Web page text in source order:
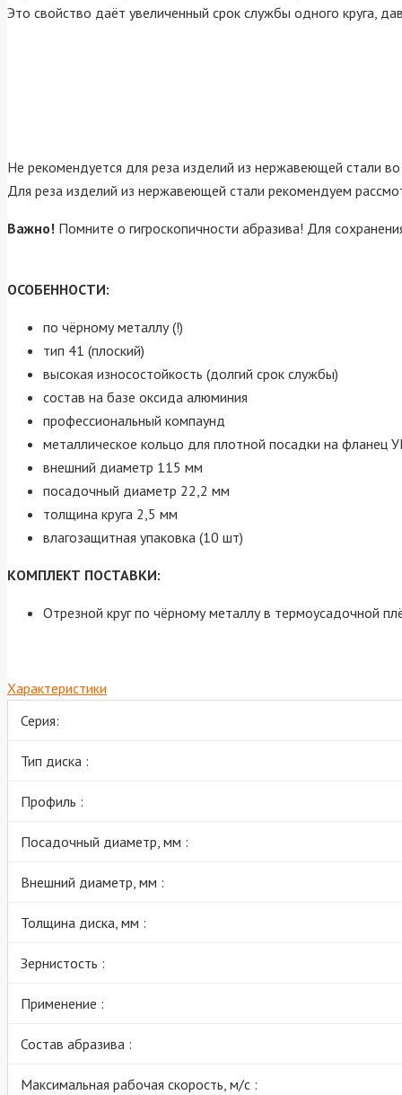
Это свойство даёт увеличенный срок службы одного круга,
Не рекомендуется для реза изделий из нержавеющей стали
Для реза изделий из нержавеющей стали рекомендуем
Важно! Помните о гигроскопичности абразива! Для
ОСОБЕННОСТИ:
по чёрному металлу (!)
тип 41 (плоский)
высокая износостойкость (долгий срок службы)
состав на базе оксида алюминия
профессиональный компаунд
металлическое кольцо для плотной посадки на фланец
внешний диаметр 115 мм
посадочный диаметр 22,2 мм
толщина круга 2,5 мм
влагозащитная упаковка (10 шт)
КОМПЛЕКТ ПОСТАВКИ:
Отрезной круг по чёрному металлу в термоусадочной
Характеристики
Серия:
Тип диска :
Профиль :
Посадочный диаметр, мм :
Внешний диаметр, мм :
Толщина диска, мм :
Зернистость :
Применение :
Состав абразива :
Максимальная рабочая скорость, м/с :